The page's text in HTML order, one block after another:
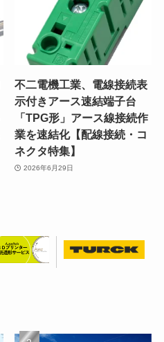
不二電機工業、電線接続表
示付きアース速結端子台
「TPG形」アース線接続作
業を速結化【配線接続・コ
ネクタ特集】
2026年6月29日